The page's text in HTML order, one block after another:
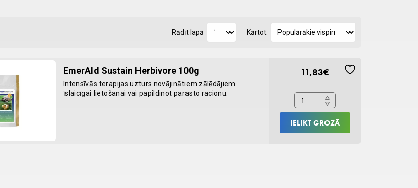
Kārtot:
Rādīt lapā
EmerAId Sustain Herbivore 100g
Intensīvās terapijas uzturs novājinātiem zālēdājiem
īslaicīgai lietošanai vai papildinot parasto racionu.
11,83€
Sustain
Herbivore
100g
IELIKT GROZĀ